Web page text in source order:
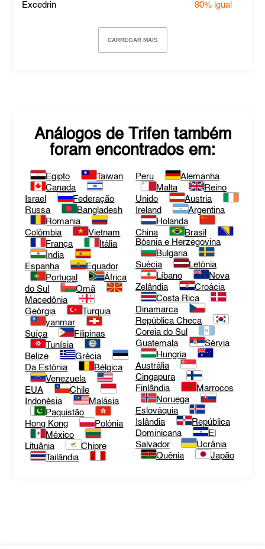
Excedrin 80% igual
CARREGAR MAIS
Análogos de Trifentambém
foram encontrados em:
Egipto
Taiwan
Canada
Israel
Federação
Russa
Bangladesh
Romania
Colômbia
Vietnam
França
Itália
Índia
Espanha
Equador
Portugal
África
do Sul
Omã
Macedônia
Geórgia
Turquia
yanmar
Suíça
Filipinas
Tunísia
Belize
Grécia
Da Estónia
Bélgica
Venezuela
EUA
Chile
Indonésia
Malásia
Paquistão
Hong Kong
Polónia
México
Lituânia
Chipre
Tailândia
Peru
Alemanha
Malta
Reino
Unido
Austria
Ireland
Argentina
Holanda
China
Brasil
Bósnia e Herzegovina
Bulgaria
Suécia
Letónia
Líbano
Nova
Zelândia
Croácia
Costa Rica
Dinamarca
República Checa
Coreia do Sul
Guatemala
Sérvia
Hungria
Austrália
Cingapura
Finlândia
Marrocos
Noruega
Eslováquia
Islândia
República
Dominicana
El
Salvador
Ucrânia
Quênia
Japão